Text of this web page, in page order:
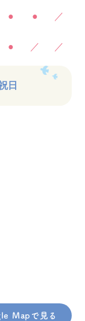
● ● ／
● ／ ／
日
Mapで見る